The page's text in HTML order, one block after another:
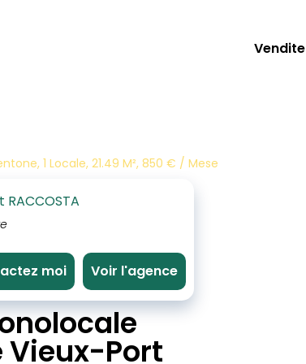
Vendite
1 Locale, 21.49 M², 850 € / Mese
RACCOSTA
moi Voir l'agence
Vieux-Port